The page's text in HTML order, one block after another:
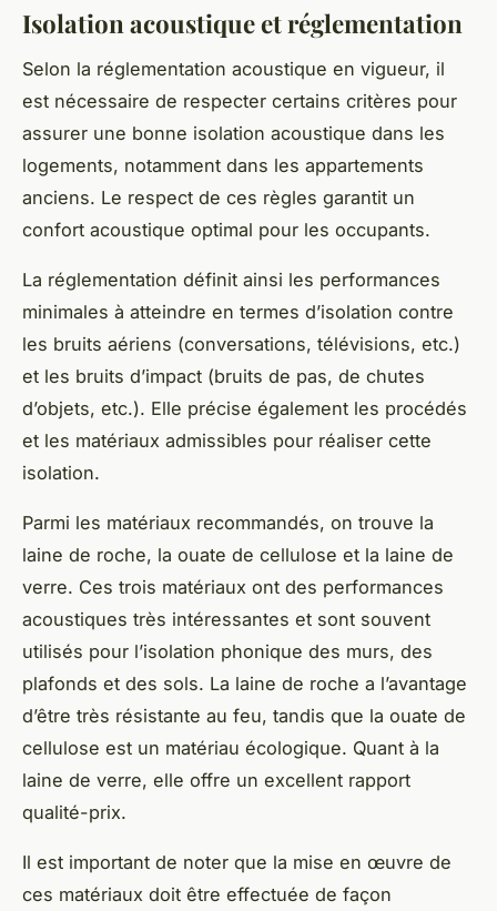
Isolation acoustique et réglementation
Selon la réglementation acoustique en vigueur, il
est nécessaire de respecter certains critères pour
assurer une bonne isolation acoustique dans les
logements, notamment dans les appartements
anciens. Le respect de ces règles garantit un
confort acoustique optimal pour les occupants.
La réglementation définit ainsi les performances
minimales à atteindre en termes d’isolation contre
les bruits aériens (conversations, télévisions, etc.)
et les bruits d’impact (bruits de pas, de chutes
d’objets, etc.). Elle précise également les procédés
et les matériaux admissibles pour réaliser cette
isolation.
Parmi les matériaux recommandés, on trouve la
laine de roche, la ouate de cellulose et la laine de
verre. Ces trois matériaux ont des performances
acoustiques très intéressantes et sont souvent
utilisés pour l’isolation phonique des murs, des
plafonds et des sols. La laine de roche a l’avantage
d’être très résistante au feu, tandis que la ouate de
cellulose est un matériau écologique. Quant à la
laine de verre, elle offre un excellent rapport
qualité-prix.
Il est important de noter que la mise en œuvre de
ces matériaux doit être effectuée de façon